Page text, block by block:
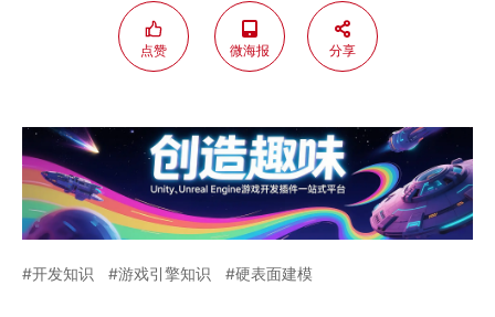
点赞 微海报 分享
开发知识 游戏引擎知识 硬表面建模